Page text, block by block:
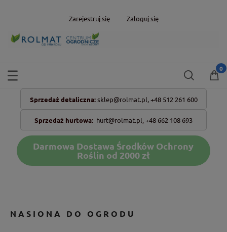
Zarejestruj się Zaloguj się
Sprzedaż detaliczna: sklep@rolmat.pl, +48 512 261 600
Sprzedaż hurtowa: hurt@rolmat.pl,+48 662 108 693
Darmowa Dostawa Środków Ochrony
Roślin od 2000 zł
NASIONA DO OGRODU